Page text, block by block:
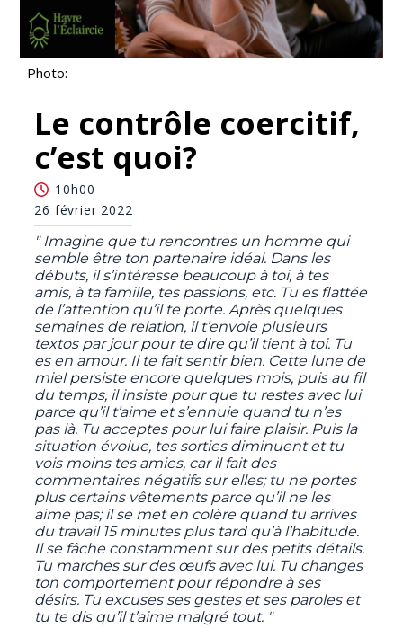
Photo:
Le contrôle coercitif,
c’est quoi?
10h00
26 février 2022
" Imagine que tu rencontres un homme qui
semble être ton partenaire idéal. Dans les
débuts, il s’intéresse beaucoup à toi, à tes
amis, à ta famille, tes passions, etc. Tu es flattée
de l’attention qu’il te porte. Après quelques
semaines de relation, il t’envoie plusieurs
textos par jour pour te dire qu’il tient à toi. Tu
es en amour. Il te fait sentir bien. Cette lune de
miel persiste encore quelques mois, puis au fil
du temps, il insiste pour que tu restes avec lui
parce qu’il t’aime et s’ennuie quand tu n’es
pas là. Tu acceptes pour lui faire plaisir. Puis la
situation évolue, tes sorties diminuent et tu
vois moins tes amies, car il fait des
commentaires négatifs sur elles; tu ne portes
plus certains vêtements parce qu’il ne les
aime pas; il se met en colère quand tu arrives
du travail 15 minutes plus tard qu’à l’habitude.
Il se fâche constamment sur des petits détails.
Tu marches sur des œufs avec lui. Tu changes
ton comportement pour répondre à ses
désirs. Tu excuses ses gestes et ses paroles et
tu te dis qu’il t’aime malgré tout. "